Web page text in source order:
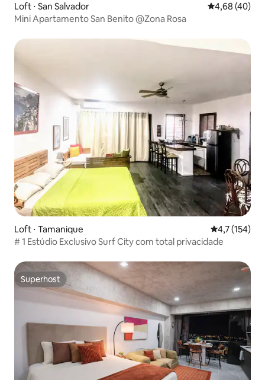
Loft ⋅ San Salvador 4,68 de uma
4,68 (40)
Mini Apartamento San Benito @Zona Rosa
Loft ⋅ Tamanique 4,7 de uma
4,7 (154)
# 1 Estúdio Exclusivo Surf City com total privacidade
Superhost
Superhost